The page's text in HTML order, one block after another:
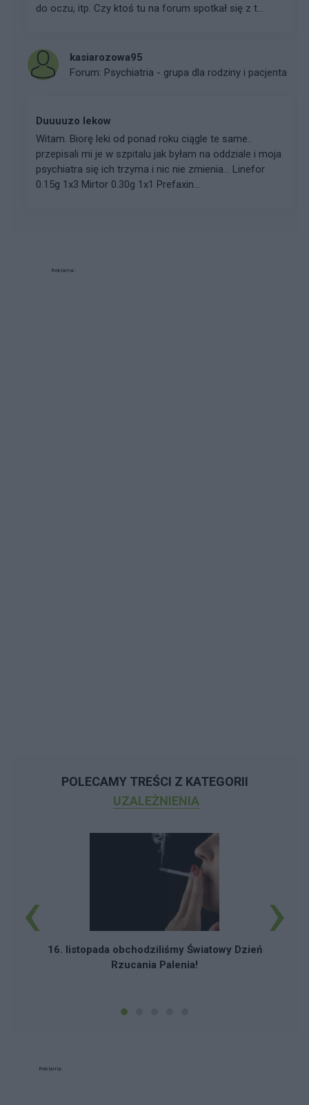
do oczu, itp. Czy ktoś tu na forum spotkał się z t...
kasiarozowa95
Forum: Psychiatria - grupa dla rodziny i pacjenta
Duuuuzo lekow
Witam. Biorę leki od ponad roku ciągle te same..
przepisali mi je w szpitalu jak byłam na oddziale i moja
psychiatra się ich trzyma i nic nie zmienia... Linefor
0.15g 1x3 Mirtor 0.30g 1x1 Prefaxin...
Reklama:
POLECAMY TREŚCI Z KATEGORII
UZALEŻNIENIA
16. listopada obchodziliśmy Światowy Dzień
Rzucania Palenia!
‹ ›
Reklama: